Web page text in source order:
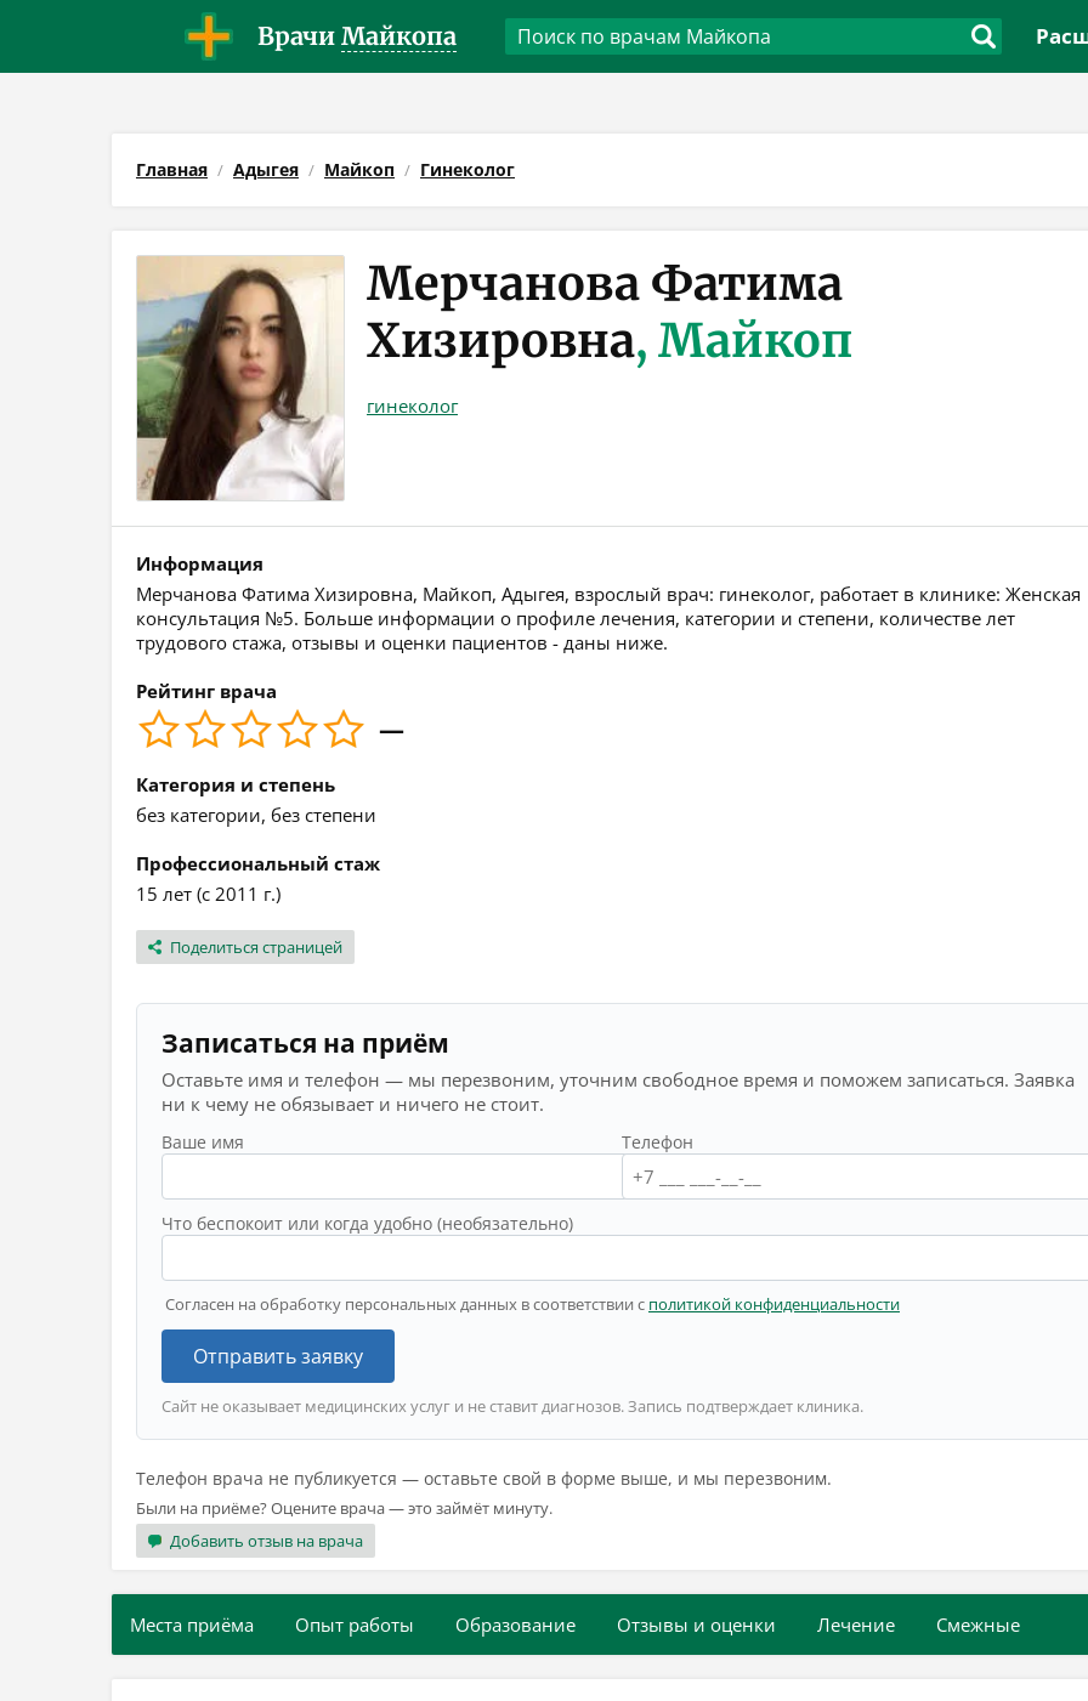
Врачи Майкопа
Главная Адыгея Майкоп Гинеколог
Мерчанова Фатима
Хизировна, Майкоп
гинеколог
Информация
Мерчанова Фатима Хизировна, Майкоп, Адыгея, взрослый врач: гинеколог, работает в клинике: Женская
консультация №5. Больше информации о профиле лечения, категории и степени, количестве лет
трудового стажа, отзывы и оценки пациентов - даны ниже.
Рейтинг врача
—
Категория и степень
без категории, без степени
Профессиональный стаж
15 лет (с 2011 г.)
Поделиться страницей
Записаться на приём
Оставьте имя и телефон — мы перезвоним, уточним свободное время и поможем записаться. Заявка
ни к чему не обязывает и ничего не стоит.
Ваше имя Телефон
Что беспокоит или когда удобно (необязательно)
Согласен на обработку персональных данных в соответствии с политикой конфиденциальности
Отправить заявку
Сайт не оказывает медицинских услуг и не ставит диагнозов. Запись подтверждает клиника.
Телефон врача не публикуется — оставьте свой в форме выше, и мы перезвоним.
Были на приёме? Оцените врача — это займёт минуту.
Добавить отзыв на врача
Места приёма Опыт работы Образование Отзывы и оценки Лечение Смежные